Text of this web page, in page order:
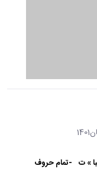
» ت -تمام حروف